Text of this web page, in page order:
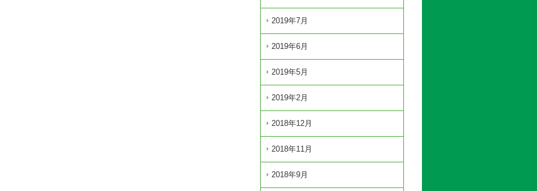
2019年7月
2019年6月
2019年5月
2019年2月
2018年12月
2018年11月
2018年9月